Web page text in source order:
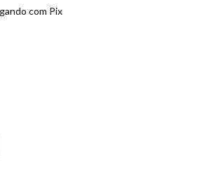
com Pix